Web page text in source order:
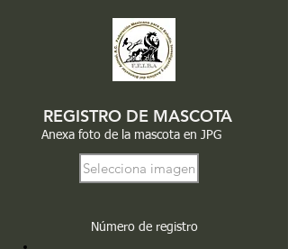
REGISTRO DE MASCOTA
Anexa foto de la mascota en JPG
Selecciona imagen
Número de registro